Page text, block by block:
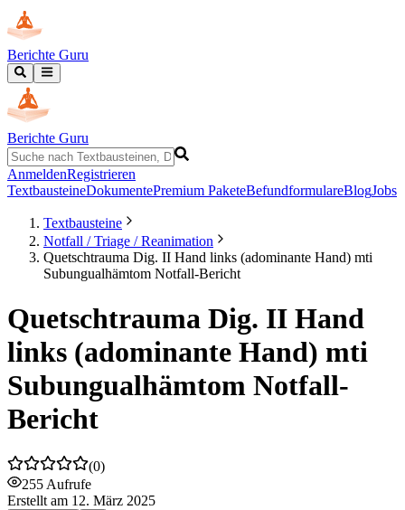
Berichte Guru
Berichte Guru
AnmeldenRegistrieren
TextbausteineDokumentePremium PaketeBefundformulareBlogJobs
Textbausteine
Notfall / Triage / Reanimation
Quetschtrauma Dig. II Hand links (adominante Hand) mti
Subungualhämtom Notfall-Bericht
Quetschtrauma Dig. II Hand
links (adominante Hand) mti
Subungualhämtom Notfall-
Bericht
(0)
255 Aufrufe
Erstellt am 12. März 2025